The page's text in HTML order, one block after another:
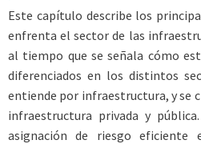
Este capítulo describe los
enfrenta el sector de las
al tiempo que se señala cómo
diferenciados en los distintos
entiende por infraestructura, y se
infraestructura privada y
asignación de riesgo